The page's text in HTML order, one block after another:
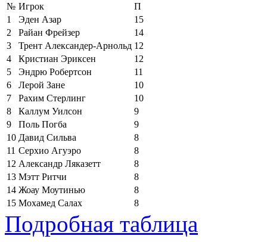
№ Игрок
П
1
Эден Азар
15
2
Райан Фрейзер
14
3
Трент Александер-Арнольд 12
4
Кристиан Эриксен
12
5
Эндрю Робертсон
11
6
Лерой Зане
10
7
Рахим Стерлинг
10
8
Каллум Уилсон
9
9
Поль Погба
9
10 Давид Сильва
8
11 Серхио Агуэро
8
12 Александр Ляказетт
8
13 Мэтт Ритчи
8
14 Жоау Моутинью
8
15 Мохамед Салах 8
Подробная таблица